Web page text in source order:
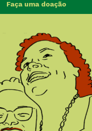
Faça uma doação